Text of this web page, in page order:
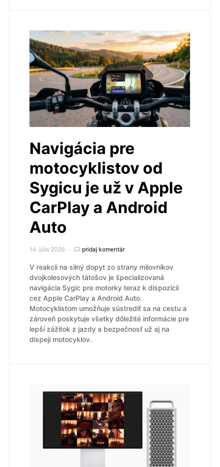
Navigácia pre
motocyklistov od
Sygicu je už v Apple
CarPlay a Android
Auto
14. júla 2026 pridaj komentár
V reakcii na silný dopyt zo strany milovníkov
dvojkolesových tátošov je špecializovaná
navigácia Sygic pre motorky teraz k dispozícii
cez Apple CarPlay a Android Auto.
Motocyklistom umožňuje sústrediť sa na cestu a
zároveň poskytuje všetky dôležité informácie pre
lepší zážitok z jazdy a bezpečnosť už aj na
dispeji motocyklov.